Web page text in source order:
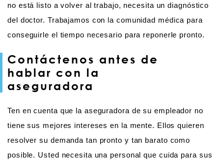
no está listo a volver al trabajo, necesita un diagnóstico
del doctor. Trabajamos con la comunidad médica para
conseguirle el tiempo necesario para reponerle pronto.
Contáctenos antes de
hablar con la
aseguradora
Ten en cuenta que la aseguradora de su empleador no
tiene sus mejores intereses en la mente. Ellos quieren
resolver su demanda tan pronto y tan barato como
posible. Usted necesita una personal que cuida para sus